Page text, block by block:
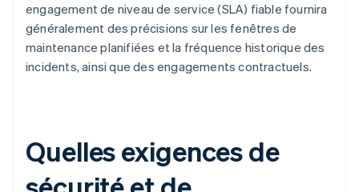
engagement de niveau de service (SLA) fiable fournira
généralement des précisions sur les fenêtres de
maintenance planifiées et la fréquence historique des
incidents, ainsi que des engagements contractuels.
Quelles exigences de